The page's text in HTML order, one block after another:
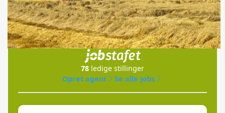
Jobs
i samarbejde med
78 ledige stillinger
Opret agent
Se alle jobs